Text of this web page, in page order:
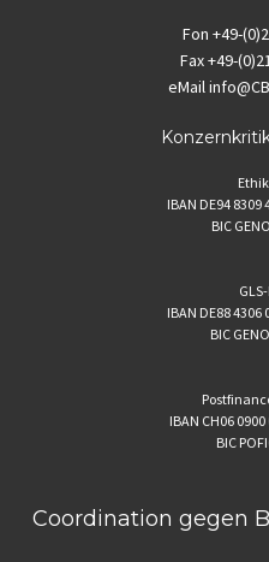
Fon +49-
Fax+49-
eMail
IBAN DE94 8309
BIC
IBAN DE88 4306
BIC
IBAN CH06
BIC
Coordination gegen